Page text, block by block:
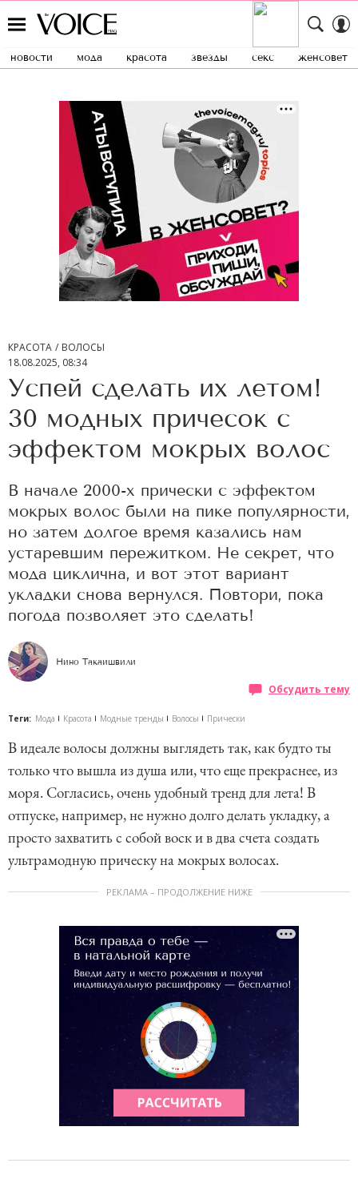
новости мода красота звезды секс женсовет
КРАСОТА
ВОЛОСЫ
18.08.2025, 08:34
Успей сделать их летом!
30 модных причесок с
эффектом мокрых волос
В начале 2000-х прически с эффектом
мокрых волос были на пике популярности,
но затем долгое время казались нам
устаревшим пережитком. Не секрет, что
мода циклична, и вот этот вариант
укладки снова вернулся. Повтори, пока
погода позволяет это сделать!
Нино Такаишвили
Обсудить тему
Теги: Мода Красота Модные тренды Волосы Прически
В идеале волосы должны выглядеть так, как будто ты
только что вышла из душа или, что еще прекраснее, из
моря. Согласись, очень удобный тренд для лета! В
отпуске, например, не нужно долго делать укладку, а
просто захватить с собой воск и в два счета создать
ультрамодную прическу на мокрых волосах.
РЕКЛАМА – ПРОДОЛЖЕНИЕ НИЖЕ